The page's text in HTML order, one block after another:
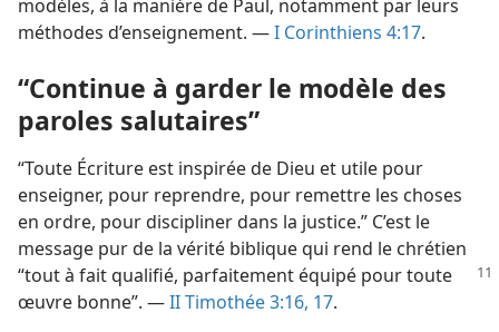
modèles, à la manière de Paul, notamment par leurs
méthodes d’enseignement. —I Corinthiens 4:17.
“Continue à garder le modèle des
paroles salutaires”
“Toute Écriture est inspirée de Dieu et utile pour
enseigner, pour reprendre, pour remettre les choses
en ordre, pour discipliner dans la justice.” C’est le
message pur de la vérité biblique qui rend le chrétien
“tout à fait qualifié, parfaitement équipé pour toute
œuvre bonne”. —II Timothée 3:16, 17.